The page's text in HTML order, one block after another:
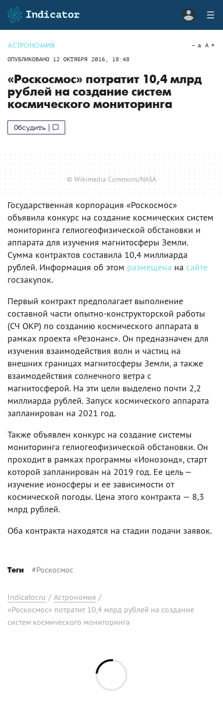
АСТРОНОМИЯ
ОПУБЛИКОВАНО 12 ОКТЯБРЯ 2016, 18:48
a A
«Роскосмос» потратит 10,4 млрд
рублей на создание систем
космического мониторинга
Обсудить
© Wikimedia Commons/NASA
Государственная корпорация «Роскосмос»
объявила конкурс на создание космических систем
мониторинга гелиогеофизической обстановки и
аппарата для изучения магнитосферы Земли.
Сумма контрактов составила 10,4 миллиарда
рублей. Информация об этом размещена на сайте
госзакупок.
Первый контракт предполагает выполнение
составной части опытно-конструкторской работы
(СЧ ОКР) по созданию космического аппарата в
рамках проекта «Резонанс». Он предназначен для
изучения взаимодействия волн и частиц на
внешних границах магнитосферы Земли, а также
взаимодействия солнечного ветра с
магнитосферой. На эти цели выделено почти 2,2
миллиарда рублей. Запуск космического аппарата
запланирован на 2021 год.
Также объявлен конкурс на создание системы
мониторинга гелиогеофизической обстановки. Он
проходит в рамках программы «Ионозонд», старт
которой запланирован на 2019 год. Ее цель —
изучение ионосферы и ее зависимости от
космической погоды. Цена этого контракта — 8,3
млрд рублей.
Оба контракта находятся на стадии подачи заявок.
Теги #Роскосмос
Indicator.ru / Астрономия /
«Роскосмос» потратит 10,4 млрд рублей на создание
систем космического мониторинга